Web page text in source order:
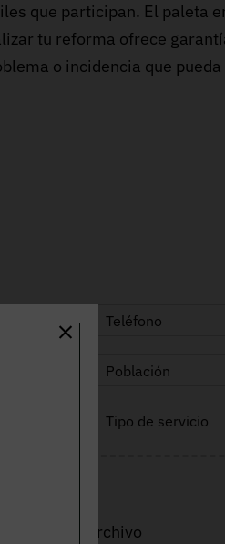
que participan. El paleta
tu reforma ofrece
o incidencia que
Adjuntar archivo